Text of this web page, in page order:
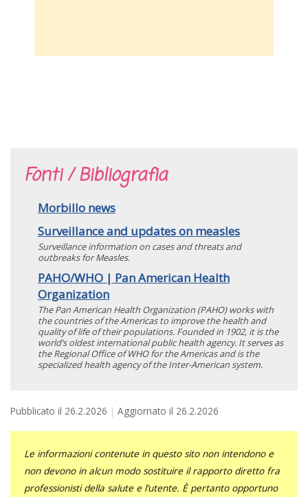
Fonti / Bibliografia
Morbillo news
Surveillance and updates on measles
Surveillance information on cases and threats and
outbreaks for Measles.
PAHO/WHO | Pan American Health
Organization
The Pan American Health Organization (PAHO) works with
the countries of the Americas to improve the health and
quality of life of their populations. Founded in 1902, it is the
world’s oldest international public health agency. It serves as
the Regional Office of WHO for the Americas and is the
specialized health agency of the Inter-American system.
Pubblicato il 26.2.2026 Aggiornato il 26.2.2026
Le informazioni contenute in questo sito non intendono e
non devono in alcun modo sostituire il rapporto diretto fra
professionisti della salute e l’utente. È pertanto opportuno